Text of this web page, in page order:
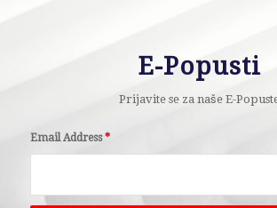
E-Popusti
Prijavite se za naše E-
Email Address*